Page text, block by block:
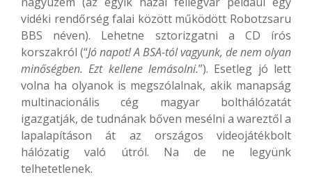
vidéki rendőrség falai között működött Robotzsaru
BBS néven). Lehetne sztorizgatni a CD írós
korszakról (“Jó napot! A BSA-tól vagyunk, de nem olyan
minőségben. Ezt kellene lemásolni.”). Esetleg jó lett
volna ha olyanok is megszólalnak, akik manapság
multinacionális cég magyar bolthálózatát
igazgatják, de tudnának bőven mesélni a wareztől a
lapalapításon át az országos videojátékbolt
hálózatig való útról. Na de ne legyünk
telhetetlenek.